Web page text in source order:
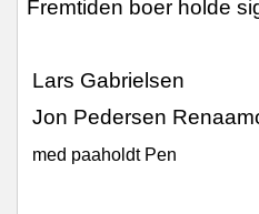
Fremtiden boer holde
Lars Gabrielsen
Jon Pedersen
med paaholdt Pen